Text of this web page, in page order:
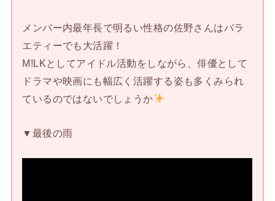
メンバー内最年長で明るい性格の佐野さんはバラ
エティーでも大活躍！
M!LKとしてアイドル活動をしながら、俳優として
ドラマや映画にも幅広く活躍する姿も多くみられ
ているのではないでしょうか
▼最後の雨